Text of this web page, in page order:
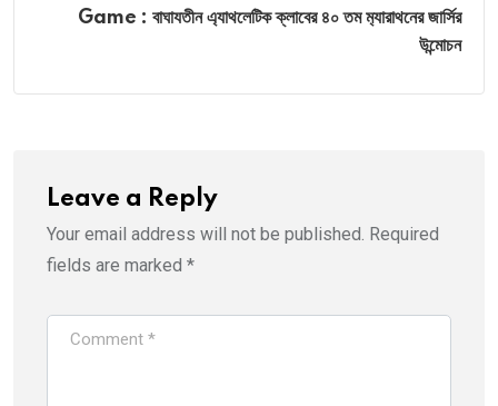
Game : বাঘাযতীন এ্যাথলেটিক ক্লাবের ৪০ তম ম‍্যারাথনের জার্সির
উন্মোচন
Leave a Reply
Your email address will not be published. Required
fields are marked *